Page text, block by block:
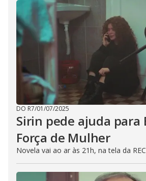
DO R7/01/07/2025
Sirin pede ajuda para
Força de Mulher
Novela vai ao ar às 21h, na tela da